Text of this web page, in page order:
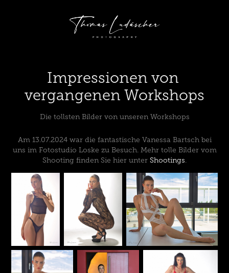
Impressionen von
vergangenen Workshops
Die tollsten Bilder von unseren Workshops
Am 13.07.2024 war die fantastische Vanessa Bartsch bei
uns im Fotostudio Loske zu Besuch. Mehr tolle Bilder vom
Shooting finden Sie hier unter Shootings